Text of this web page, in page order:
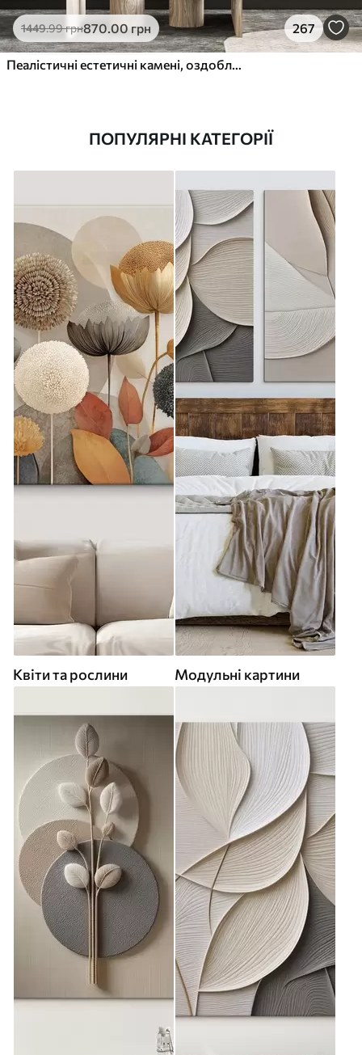
1449.99грн870.00 грн 267
Пеалістичні естетичні камені, оздоблення будинку, природне освітлення
ПОПУЛЯРНІ КАТЕГОРІЇ
Квіти та рослини Модульні картини